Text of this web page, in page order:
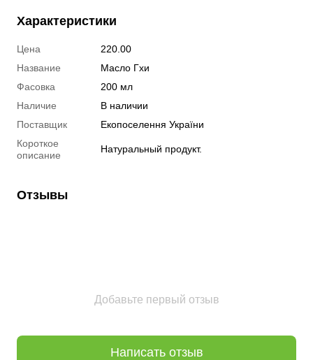
Характеристики
Цена
220.00
Название
Масло Гхи
Фасовка
200 мл
Наличие
В наличии
Поставщик
Екопоселення України
Короткое
описание
Натуральный продукт.
Отзывы
Добавьте первый отзыв
Написать отзыв